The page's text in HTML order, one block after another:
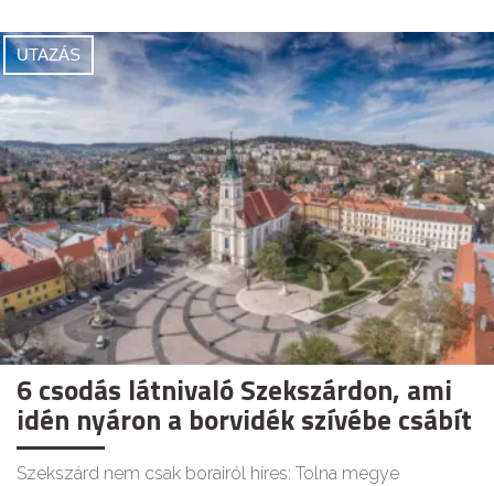
UTAZÁS
6 csodás látnivaló Szekszárdon, ami
idén nyáron a borvidék szívébe csábít
Szekszárd nem csak borairól híres: Tolna megye